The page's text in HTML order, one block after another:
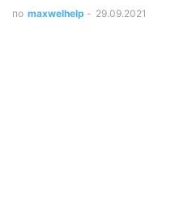
по maxwelhelp - 29.09.2021